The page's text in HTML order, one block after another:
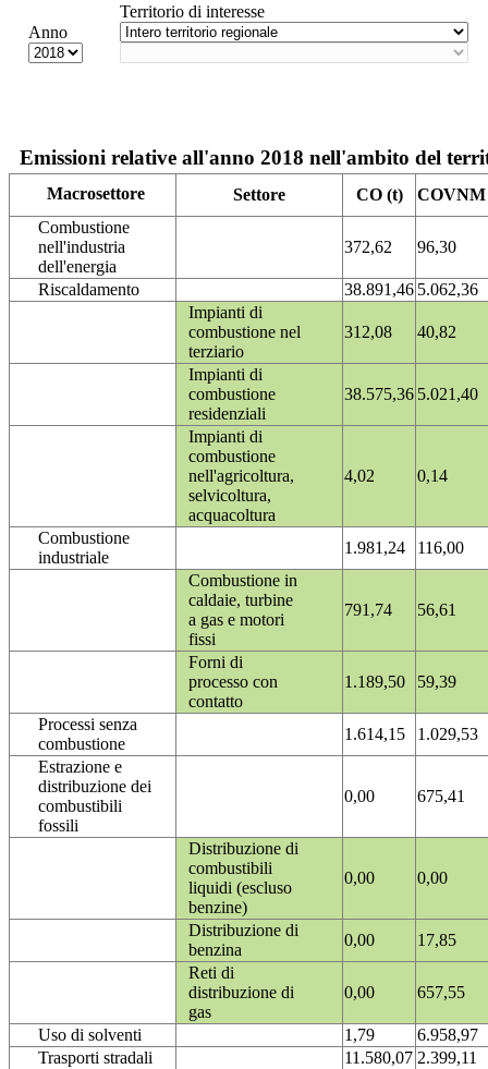
Anno
Territorio di interesse
Emissioni relative all'anno 2018 nell'ambito del
Macrosettore Settore CO (t)
COVNM
Combustione
nell'industria
dell'energia
372,62 96,30
Riscaldamento 38.891,46 5.062,36
Impianti di
combustione nel
terziario
312,08 40,82
Impianti di
combustione
residenziali
38.575,36 5.021,40
Impianti di
combustione
nell'agricoltura,
selvicoltura,
acquacoltura
4,02 0,14
Combustione
industriale
1.981,24
116,00
Combustione in
caldaie, turbine
a gas e motori
fissi
791,74 56,61
Forni di
processo con
contatto
1.189,50 59,39
Processi senza
combustione
1.614,15
1.029,53
Estrazione e
distribuzione dei
combustibili
fossili
0,00 675,41
Distribuzione di
combustibili
liquidi (escluso
benzine)
0,00 0,00
Distribuzione di
benzina
0,00
17,85
Reti di
distribuzione di
gas
0,00 657,55
Uso di solventi 1,79
6.958,97
Trasporti stradali
11.580,07 2.399,11